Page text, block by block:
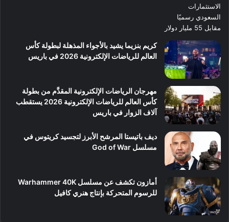
كريم بنزيما يشيد بالأجواء المذهلة لبطولة كأس
العالم للرياضات الإلكترونية 2026 في باريس
مهرجان الرياضات الإلكترونية المقدَّم من بطولة
كأس العالم للرياضات الإلكترونية 2026 يستقطب
آلاف الزوار في باريس
ديف باتيستا المرشح الأبرز لتجسيد كريتوس في
مسلسل God of War
أمازون تكشف عن مسلسل Warhammer 40K
للرسوم المتحركة بإنتاج هنري كافيل